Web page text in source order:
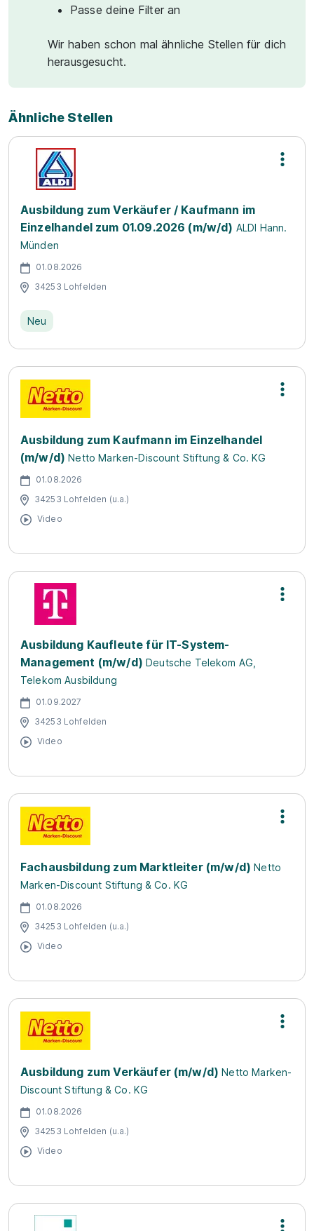
Passe deine Filter an
Wir haben schon mal ähnliche Stellen für dich
herausgesucht.
Ähnliche Stellen
Ausbildung zum Verkäufer / Kaufmann im
Einzelhandel zum 01.09.2026 (m/w/d) ALDI Hann.
Münden
01.08.2026
34253 Lohfelden
Neu
Ausbildung zum Kaufmann im Einzelhandel
(m/w/d) Netto Marken-Discount Stiftung & Co. KG
01.08.2026
34253 Lohfelden (u.a.)
Video
Ausbildung Kaufleute für IT-System-
Management (m/w/d) Deutsche Telekom AG,
Telekom Ausbildung
01.09.2027
34253 Lohfelden
Video
Fachausbildung zum Marktleiter (m/w/d) Netto
Marken-Discount Stiftung & Co. KG
01.08.2026
34253 Lohfelden (u.a.)
Video
Ausbildung zum Verkäufer (m/w/d) Netto Marken-
Discount Stiftung & Co. KG
01.08.2026
34253 Lohfelden (u.a.)
Video